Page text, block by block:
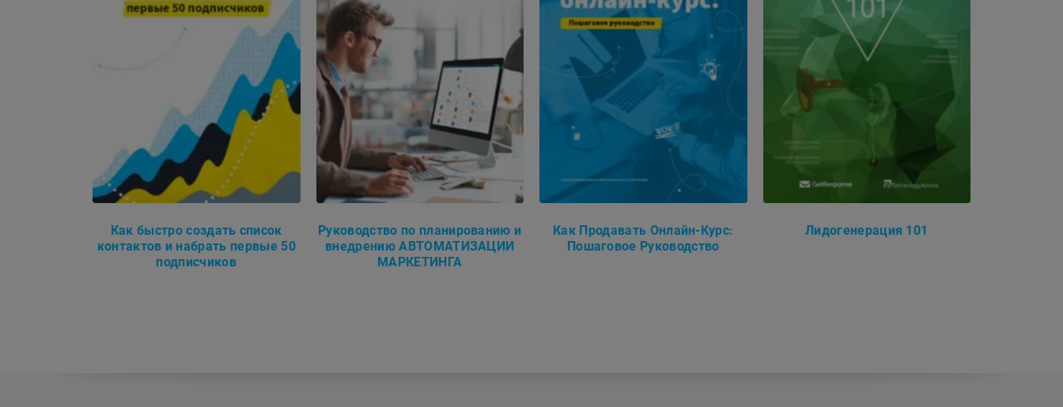
Как быстро создать список
контактов и набрать первые 50
подписчиков
Руководство по планированию и
внедрению АВТОМАТИЗАЦИИ
МАРКЕТИНГА
Как Продавать Онлайн-Курс:
Пошаговое Руководство
Лидогенерация 101